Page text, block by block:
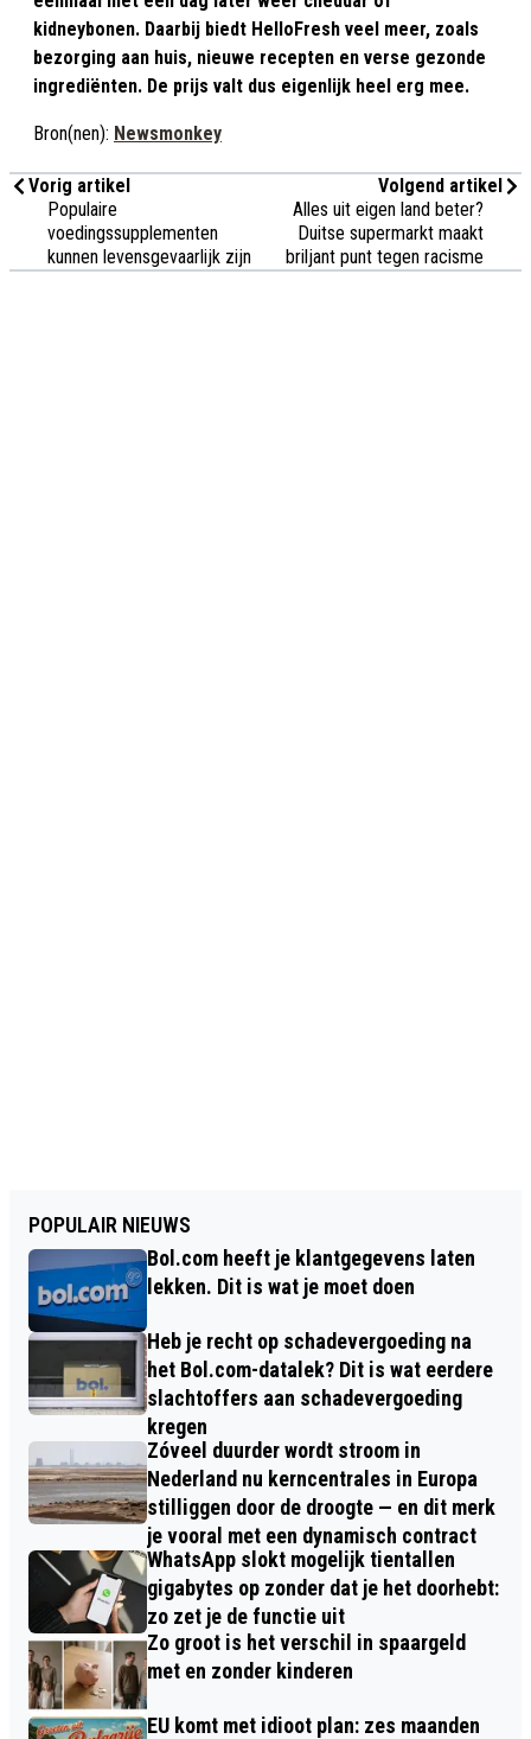
kidneybonen. Daarbij biedt HelloFresh veel meer, zoals
bezorging aan huis, nieuwe recepten en verse gezonde
ingrediënten. De prijs valt dus eigenlijk heel erg mee.
Bron(nen): Newsmonkey
Vorig artikel
Populaire
voedingssupplementen
kunnen levensgevaarlijk zijn
Volgend artikel
Alles uit eigen land beter?
Duitse supermarkt maakt
briljant punt tegen racisme
POPULAIR NIEUWS
Bol.com heeft je klantgegevens laten
lekken. Dit is wat je moet doen
Heb je recht op schadevergoeding na
het Bol.com-datalek? Dit is wat eerdere
slachtoffers aan schadevergoeding
kregen
Zóveel duurder wordt stroom in
Nederland nu kerncentrales in Europa
stilliggen door de droogte — en dit merk
je vooral met een dynamisch contract
WhatsApp slokt mogelijk tientallen
gigabytes op zonder dat je het doorhebt:
zo zet je de functie uit
Zo groot is het verschil in spaargeld
met en zonder kinderen
EU komt met idioot plan: zes maanden